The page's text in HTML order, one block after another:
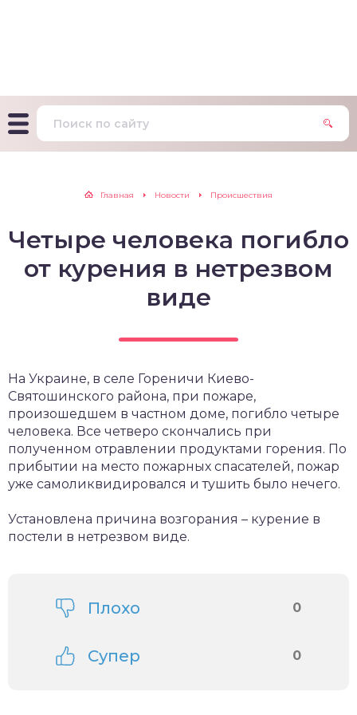
Главная Новости Происшествия
Четыре человека погибло
от курения в нетрезвом
виде
На Украине, в селе Гореничи Киево-
Святошинского района, при пожаре,
произошедшем в частном доме, погибло четыре
человека. Все четверо скончались при
полученном отравлении продуктами горения. По
прибытии на место пожарных спасателей, пожар
уже самоликвидировался и тушить было нечего.
Установлена причина возгорания – курение в
постели в нетрезвом виде.
Плохо 0
Супер 0
на определение типа
поведения
зависимости
курильщика –
расчет